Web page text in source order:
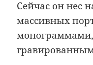
Сейчас он нес
массивных